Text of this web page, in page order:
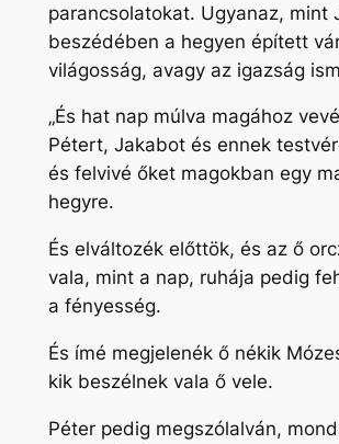
parancsolatokat. Ugyanaz, mint
beszédében a hegyen épített
világosság, avagy az igazság
„És hat nap múlva magához
Pétert, Jakabot és ennek
és felvivé őket magokban egy
hegyre.
És elváltozék előttök, és az ő
vala, mint a nap, ruhája pedig
a fényesség.
És ímé megjelenék ő nékik
kik beszélnek vala ő vele.
Péter pedig megszólalván,